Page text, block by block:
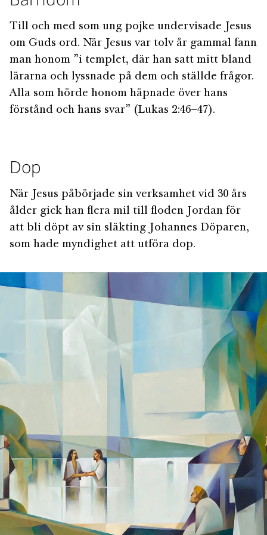
Till och med som ung pojke undervisade Jesus
om Guds ord. När Jesus var tolv år gammal fann
man honom ”i templet, där han satt mitt bland
lärarna och lyssnade på dem och ställde frågor.
Alla som hörde honom häpnade över hans
förstånd och hans svar” (Lukas 2:46–47).
Dop
När Jesus påbörjade sin verksamhet vid 30 års
ålder gick han flera mil till floden Jordan för
att bli döpt av sin släkting Johannes Döparen,
som hade myndighet att utföra dop.